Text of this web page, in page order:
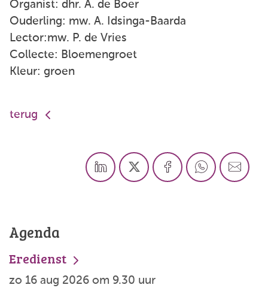
Organist: dhr. A. de Boer
Ouderling: mw. A. Idsinga-Baarda
Lector:mw. P. de Vries
Collecte: Bloemengroet
Kleur: groen
terug
Agenda
Eredienst
zo 16 aug 2026 om 9.30 uur